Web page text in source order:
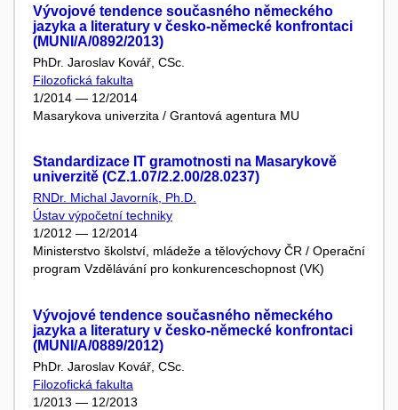
Vývojové tendence současného německého
jazyka a literatury v česko-německé konfrontaci
(MUNI/A/0892/2013)
PhDr. Jaroslav Kovář, CSc.
Filozofická fakulta
1/2014 — 12/2014
Masarykova univerzita / Grantová agentura MU
Standardizace IT gramotnosti na Masarykově
univerzitě (CZ.1.07/2.2.00/28.0237)
RNDr. Michal Javorník, Ph.D.
Ústav výpočetní techniky
1/2012 — 12/2014
Ministerstvo školství, mládeže a tělovýchovy ČR / Operační
program Vzdělávání pro konkurenceschopnost (VK)
Vývojové tendence současného německého
jazyka a literatury v česko-německé konfrontaci
(MUNI/A/0889/2012)
PhDr. Jaroslav Kovář, CSc.
Filozofická fakulta
1/2013 — 12/2013